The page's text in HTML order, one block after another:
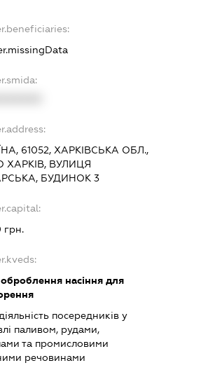
61052, ХАРКІВСЬКА ОБЛ.,
ХАРКІВ, ВУЛИЦЯ
БУДИНОК 3
грн.
оброблення насіння для
діяльність посередників у
паливом, рудами,
та промисловими
речовинами